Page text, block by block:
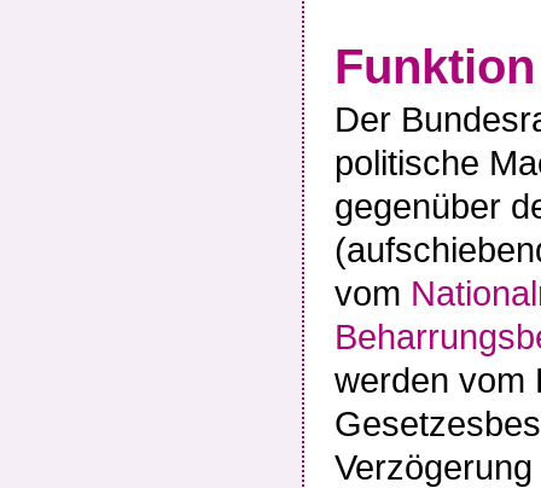
Der
politische
gegenüber
vom
werden vom